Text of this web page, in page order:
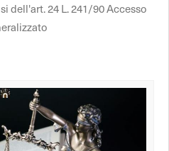
dell'art. 24 L. 241/90 Accesso